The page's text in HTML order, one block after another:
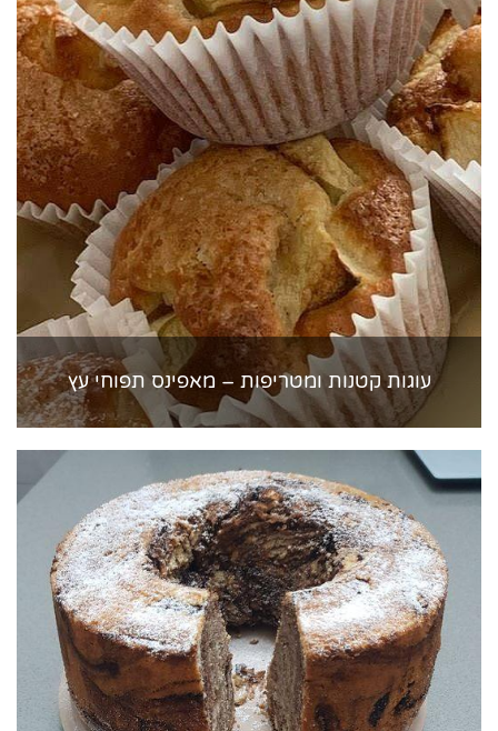
עוגות קטנות ומטריפות – מאפינס תפוחי עץ